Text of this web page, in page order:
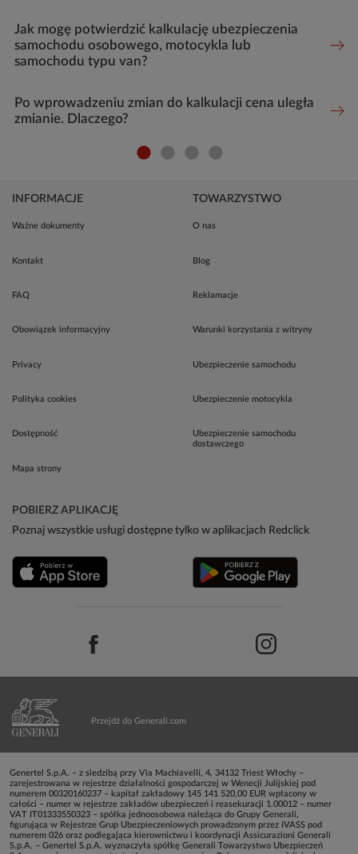
Jak mogę potwierdzić kalkulację ubezpieczenia
samochodu osobowego, motocykla lub
samochodu typu van?
Po wprowadzeniu zmian do kalkulacji cena uległa
zmianie. Dlaczego?
INFORMACJE
Ważne dokumenty
Kontakt
FAQ
Obowiązek informacyjny
Privacy
Polityka cookies
Dostępność
Mapa strony
TOWARZYSTWO
O nas
Blog
Reklamacje
Warunki korzystania z witryny
Ubezpieczenie samochodu
Ubezpieczenie motocykla
Ubezpieczenie samochodu
dostawczego
POBIERZ APLIKACJĘ
Poznaj wszystkie usługi dostępne tylko w aplikacjach Redclick
Przejdź do Generali.com
Genertel S.p.A. – z siedzibą przy Via Machiavelli, 4, 34132 Triest Włochy –
zarejestrowana w rejestrze działalności gospodarczej w Wenecji Julijskiej pod
numerem 00320160237 – kapitał zakładowy 145 141 520,00 EUR wpłacony w
całości – numer w rejestrze zakładów ubezpieczeń i reasekuracji 1.00012 – numer
VAT IT01333550323 – spółka jednoosobowa należąca do Grupy Generali,
figurująca w Rejestrze Grup Ubezpieczeniowych prowadzonym przez IVASS pod
numerem 026 oraz podlegająca kierownictwu i koordynacji Assicurazioni Generali
S.p.A. – Genertel S.p.A. wyznaczyła spółkę Generali Towarzystwo Ubezpieczeń